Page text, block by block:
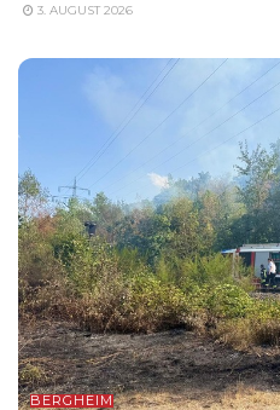
3. AUGUST 2026
BERGHEIM